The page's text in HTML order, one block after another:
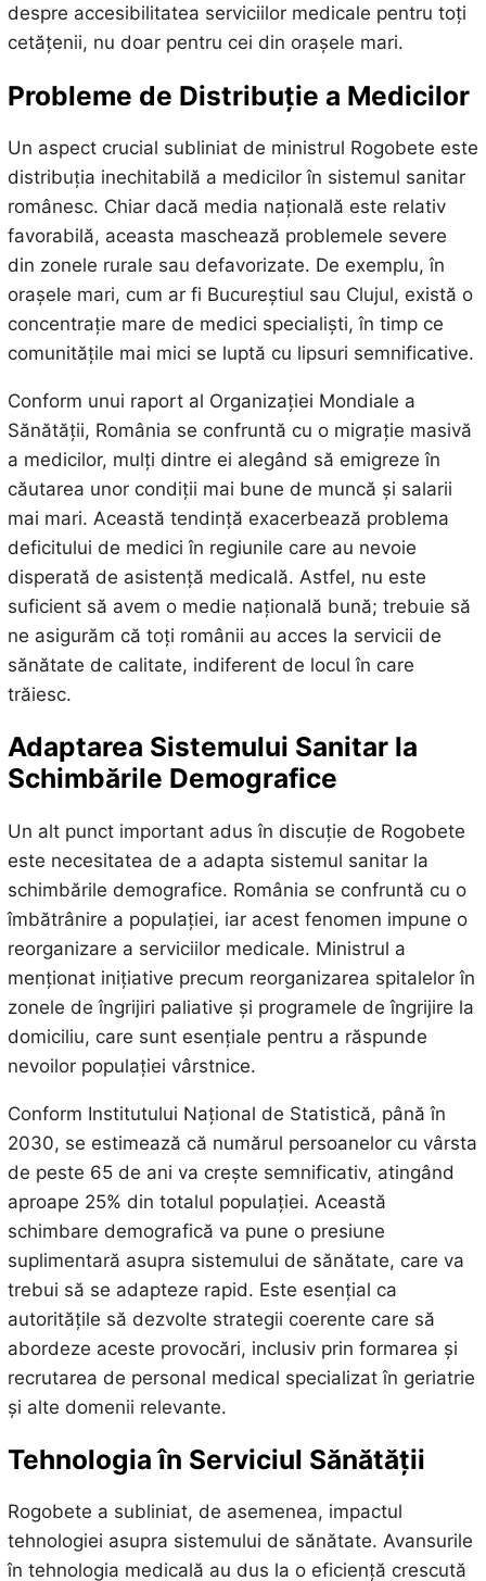
despre accesibilitatea serviciilor medicale pentru toți
cetățenii, nu doar pentru cei din orașele mari.
Probleme de Distribuție a Medicilor
Un aspect crucial subliniat de ministrul Rogobete este
distribuția inechitabilă a medicilor în sistemul sanitar
românesc. Chiar dacă media națională este relativ
favorabilă, aceasta maschează problemele severe
din zonele rurale sau defavorizate. De exemplu, în
orașele mari, cum ar fi Bucureștiul sau Clujul, există o
concentrație mare de medici specialiști, în timp ce
comunitățile mai mici se luptă cu lipsuri semnificative.
Conform unui raport al Organizației Mondiale a
Sănătății, România se confruntă cu o migrație masivă
a medicilor, mulți dintre ei alegând să emigreze în
căutarea unor condiții mai bune de muncă și salarii
mai mari. Această tendință exacerbează problema
deficitului de medici în regiunile care au nevoie
disperată de asistență medicală. Astfel, nu este
suficient să avem o medie națională bună; trebuie să
ne asigurăm că toți românii au acces la servicii de
sănătate de calitate, indiferent de locul în care
trăiesc.
Adaptarea Sistemului Sanitar la
Schimbările Demografice
Un alt punct important adus în discuție de Rogobete
este necesitatea de a adapta sistemul sanitar la
schimbările demografice. România se confruntă cu o
îmbătrânire a populației, iar acest fenomen impune o
reorganizare a serviciilor medicale. Ministrul a
menționat inițiative precum reorganizarea spitalelor în
zonele de îngrijiri paliative și programele de îngrijire la
domiciliu, care sunt esențiale pentru a răspunde
nevoilor populației vârstnice.
Conform Institutului Național de Statistică, până în
2030, se estimează că numărul persoanelor cu vârsta
de peste 65 de ani va crește semnificativ, atingând
aproape 25% din totalul populației. Această
schimbare demografică va pune o presiune
suplimentară asupra sistemului de sănătate, care va
trebui să se adapteze rapid. Este esențial ca
autoritățile să dezvolte strategii coerente care să
abordeze aceste provocări, inclusiv prin formarea și
recrutarea de personal medical specializat în geriatrie
și alte domenii relevante.
Tehnologia în Serviciul Sănătății
Rogobete a subliniat, de asemenea, impactul
tehnologiei asupra sistemului de sănătate. Avansurile
în tehnologia medicală au dus la o eficiență crescută